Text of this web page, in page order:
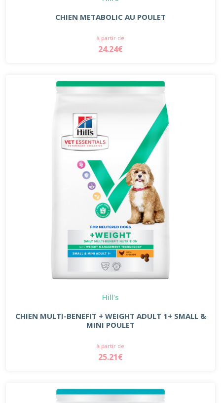
CHIEN METABOLIC AU POULET
à partir de
24.24€
Hill's
CHIEN MULTI-BENEFIT + WEIGHT ADULT 1+ SMALL &
MINI POULET
à partir de
25.21€